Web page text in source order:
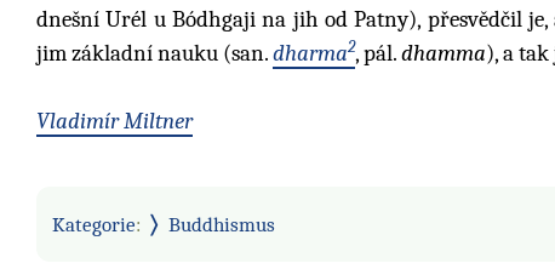
dnešní Urél u Bódhgaji na jih od Patny), přesvědčil
jim základní nauku (san.dharma2, pál.dhamma), a
Vladimír Miltner
Kategorie: Buddhismus